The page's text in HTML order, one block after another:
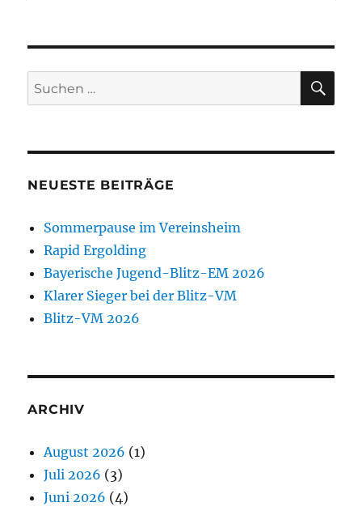
Suchen
nach:
NEUESTE BEITRÄGE
Sommerpause im Vereinsheim
Rapid Ergolding
Bayerische Jugend-Blitz-EM 2026
Klarer Sieger bei der Blitz-VM
Blitz-VM 2026
ARCHIV
August 2026 (1)
Juli 2026 (3)
Juni 2026 (4)